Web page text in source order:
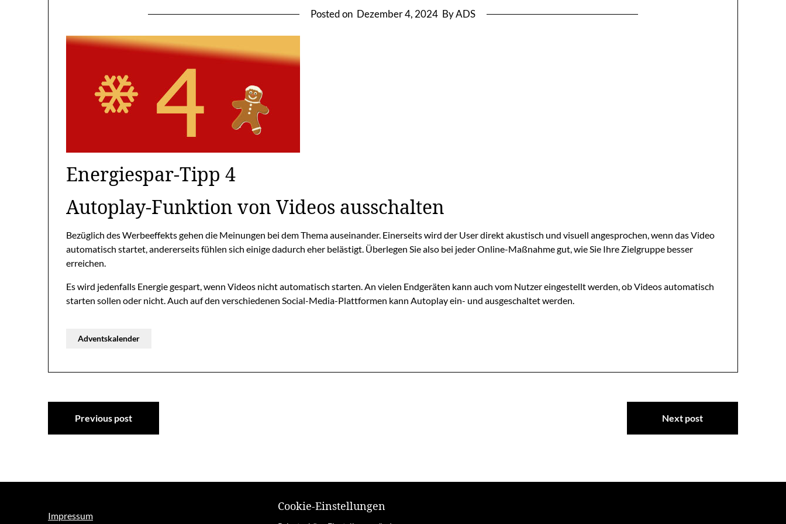
Posted on Dezember 4, 2024 By ADS
Energiespar-Tipp 4
Autoplay-Funktion von Videos ausschalten
Bezüglich des Werbeeffekts gehen die Meinungen bei dem Thema auseinander. Einerseits wird der User direkt akustisch und visuell angesprochen, wenn das Video
automatisch startet, andererseits fühlen sich einige dadurch eher belästigt. Überlegen Sie also bei jeder Online-Maßnahme gut, wie Sie Ihre Zielgruppe besser
erreichen.
Es wird jedenfalls Energie gespart, wenn Videos nicht automatisch starten. An vielen Endgeräten kann auch vom Nutzer eingestellt werden, ob Videos automatisch
starten sollen oder nicht. Auch auf den verschiedenen Social-Media-Plattformen kann Autoplay ein- und ausgeschaltet werden.
Adventskalender
Beitragsnavigation
Previous post Next post
Impressum
Cookie-Einstellungen